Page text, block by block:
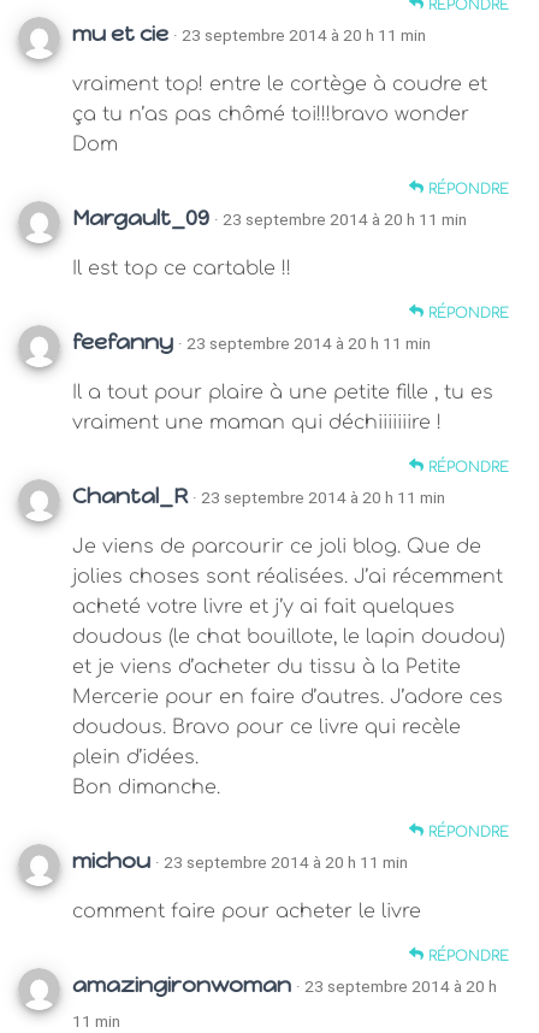
RÉPONDRE
mu et cie · 23 septembre 2014 à 20 h 11 min
vraiment top! entre le cortège à coudre et
ça tu n’as pas chômé toi!!!bravo wonder
Dom
RÉPONDRE
Margault_09 · 23 septembre 2014 à 20 h 11 min
Il est top ce cartable !!
RÉPONDRE
feefanny · 23 septembre 2014 à 20 h 11 min
Il a tout pour plaire à une petite fille , tu es
vraiment une maman qui déchiiiiiiire !
RÉPONDRE
Chantal_R · 23 septembre 2014 à 20 h 11 min
Je viens de parcourir ce joli blog. Que de
jolies choses sont réalisées. J’ai récemment
acheté votre livre et j’y ai fait quelques
doudous (le chat bouillote, le lapin doudou)
et je viens d’acheter du tissu à la Petite
Mercerie pour en faire d’autres. J’adore ces
doudous. Bravo pour ce livre qui recèle
plein d’idées.
Bon dimanche.
RÉPONDRE
michou · 23 septembre 2014 à 20 h 11 min
comment faire pour acheter le livre
RÉPONDRE
amazingironwoman · 23 septembre 2014 à 20 h
11 min